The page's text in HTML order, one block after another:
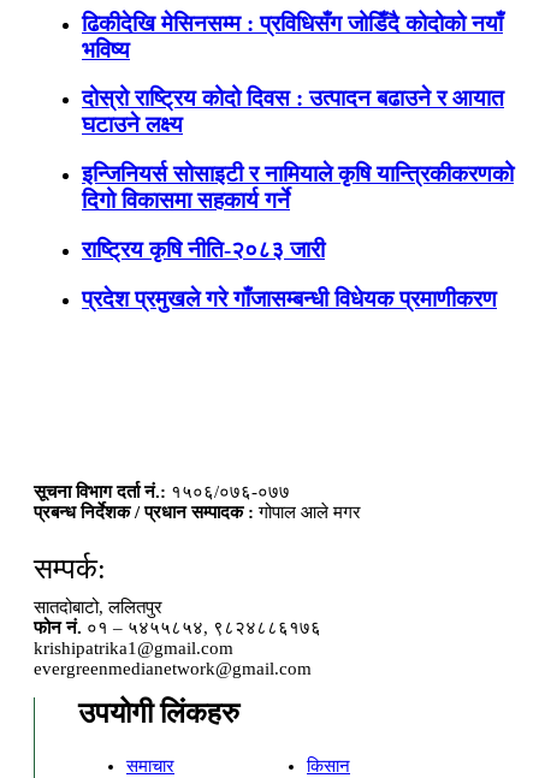
ढिकीदेखि मेसिनसम्म : प्रविधिसँग जोडिँदै कोदोको नयाँ
भविष्य
दोस्रो राष्ट्रिय कोदो दिवस : उत्पादन बढाउने र आयात
घटाउने लक्ष्य
इन्जिनियर्स सोसाइटी र नामियाले कृषि यान्त्रिकीकरणको
दिगो विकासमा सहकार्य गर्ने
राष्ट्रिय कृषि नीति-२०८३ जारी
प्रदेश प्रमुखले गरे गाँजासम्बन्धी विधेयक प्रमाणीकरण
सूचना विभाग दर्ता नं.: १५०६/०७६-०७७
प्रबन्ध निर्देशक / प्रधान सम्पादक : गोपाल आले मगर
सम्पर्क:
सातदोबाटो, ललितपुर
फोन नं. ०१ – ५४५५८५४, ९८२४८८६१७६
krishipatrika1@gmail.com
evergreenmedianetwork@gmail.com
उपयोगी लिंकहरु
समाचार
किसान